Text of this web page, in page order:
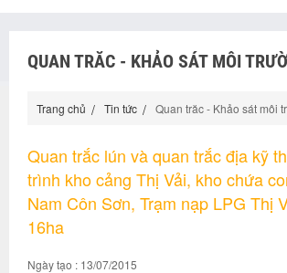
QUAN TRĂC - KHẢO SÁT MÔI
Trang chủ Tin tức Quan trăc - Khảo sát môi
Quan trắc lún và quan trắc địa kỹ
trình kho cảng Thị Vải, kho chứa
Nam Côn Sơn, Trạm nạp LPG Thị
16ha
Ngày tạo : 13/07/2015